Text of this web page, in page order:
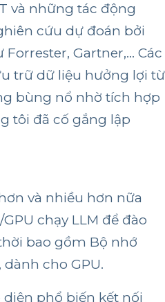
và những tác động
cứu dự đoán bởi
Gartner,… Các
trữ dữ liệu hưởng lợi từ
bùng nổ nhờ tích hợp
tôi đã cố gắng lập
và nhiều hơn nữa
chạy LLM để đào
bao gồm Bộ nhớ
cho GPU.
diện phổ biến kết nối